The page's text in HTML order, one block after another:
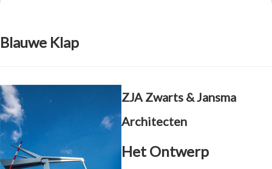
Blauwe Klap
ZJA Zwarts & Jansma
Architecten
Het Ontwerp